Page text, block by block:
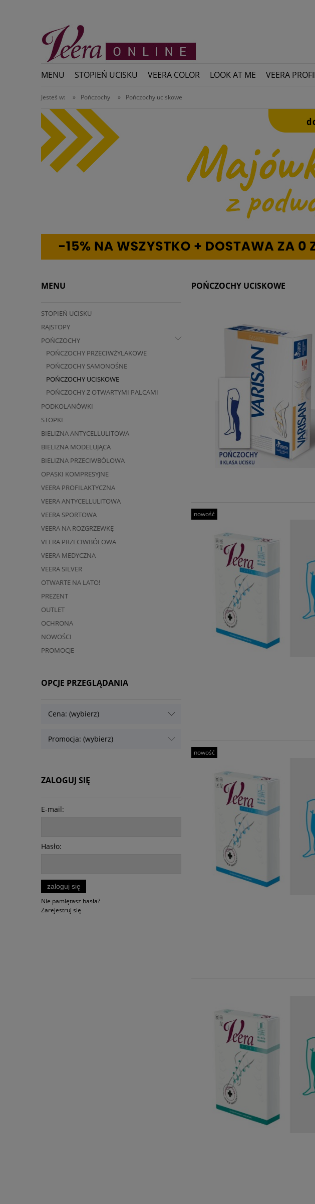
MENU STOPIEŃ UCISKU VEERA COLOR LOOK AT ME VEERA
Jesteś w: » Pończochy » Pończochy uciskowe
MENU
STOPIEŃ UCISKU
RAJSTOPY
POŃCZOCHY
POŃCZOCHY PRZECIWŻYLAKOWE
POŃCZOCHY SAMONOŚNE
POŃCZOCHY UCISKOWE
POŃCZOCHY Z OTWARTYMI PALCAMI
PODKOLANÓWKI
STOPKI
BIELIZNA ANTYCELLULITOWA
BIELIZNA MODELUJĄCA
BIELIZNA PRZECIWBÓLOWA
OPASKI KOMPRESYJNE
VEERA PROFILAKTYCZNA
VEERA ANTYCELLULITOWA
VEERA SPORTOWA
VEERA NA ROZGRZEWKĘ
VEERA PRZECIWBÓLOWA
VEERA MEDYCZNA
VEERA SILVER
OTWARTE NA LATO!
PREZENT
OUTLET
OCHRONA
NOWOŚCI
PROMOCJE
OPCJE PRZEGLĄDANIA
Cena: (wybierz)
Promocja: (wybierz)
ZALOGUJ SIĘ
E-mail:
Hasło:
zaloguj się
Nie pamiętasz hasła?
Zarejestruj się
POŃCZOCHY UCISKOWE
nowość
nowość